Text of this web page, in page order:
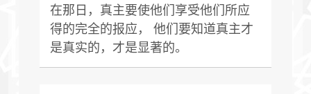
在那日，真主要使他们享受他们所应
得的完全的报应， 他们要知道真主才
是真实的，才是显著的。